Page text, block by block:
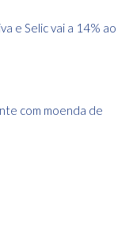
e Selic vai a 14% ao
com moenda de